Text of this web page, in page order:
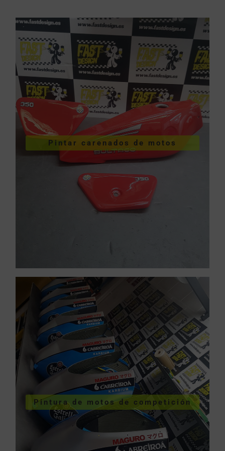
Pintar carenados de motos
Pintar carenados de
motos
VER PINTURA DE CARENADOS
Pintura de motos de competición
Pintura de motos de
competición
VER PINTURA MOTOS
COMPETICIÓN